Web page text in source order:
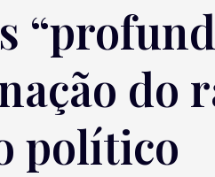
do
político